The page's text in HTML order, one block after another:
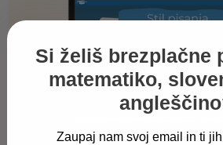
Si želiš brezplačne
matematiko,
Zaupaj nam svoj email in ti